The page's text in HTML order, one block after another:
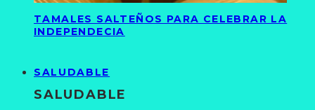
TAMALES SALTEÑOS PARA CELEBRAR LA
INDEPENDECIA
SALUDABLE
SALUDABLE